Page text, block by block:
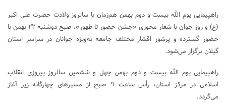
راهپیمایی یوم الله بیست و دوم بهمن هم‌زمان با سالروز ولادت حضرت علی اکبر
(ع) و روز جوان با شعار محوری «جشن حضور تا ظهور»، صبح دوشنبه ۲۲ بهمن با
حضور گسترده و پرشور اقشار مختلف جامعه به‌ویژه جوانان در سراسر استان
گیلان برگزار می‌شود.
راهپیمایی یوم الله بیست و دوم بهمن چهل و ششمین سالروز پیروزی انقلاب
اسلامی در مرکز استان، رأس ساعت ۹ صبح از مسیرهای چهارگانه زیر آغاز
می‌گردد.